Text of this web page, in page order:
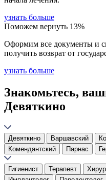
узнать больше
Поможем вернуть 13%
Оформим все документы и
получить возврат от
узнать больше
Знакомьтесь,
Девяткино
Девяткино Варшавский
Комендантский
Парнас
Гигиенист Терапевт